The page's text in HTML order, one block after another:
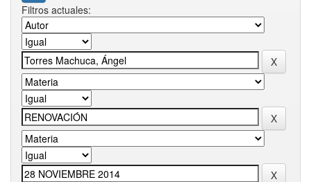
Filtros actuales: